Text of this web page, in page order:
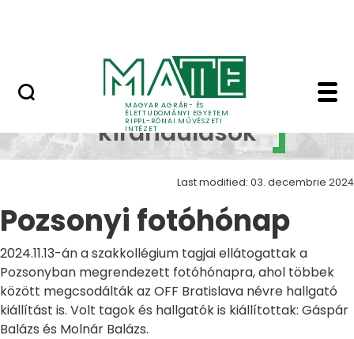
MAGYAR AGRÁR- ÉS
ÉLETTUDOMÁNYI EGYETEM
RIPPL-RÓNAI MŰVÉSZETI
INTÉZET
Pozsonyi fotóhónap
Szakmai
kirándulások
Last modified: 03. decembrie 2024
Pozsonyi fotóhónap
2024.11.13-án a szakkollégium tagjai ellátogattak a
Pozsonyban megrendezett fotóhónapra, ahol többek
között megcsodálták az OFF Bratislava névre hallgató
kiállítást is. Volt tagok és hallgatók is kiállítottak: Gáspár
Balázs és Molnár Balázs.